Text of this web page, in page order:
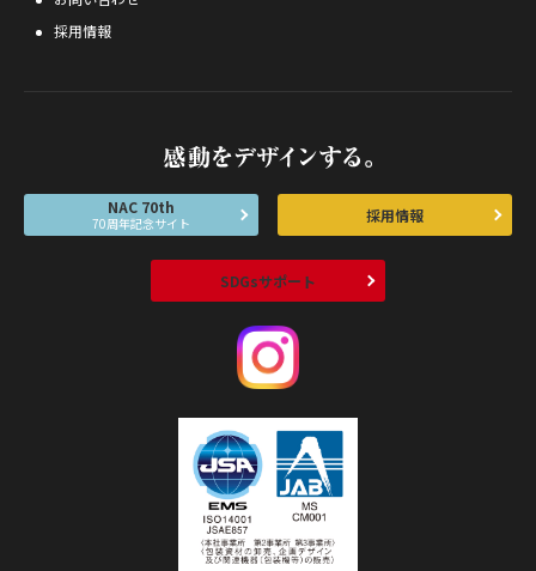
採用情報
NAC 70th
70周年記念サイト 採用情報
SDGsサポート